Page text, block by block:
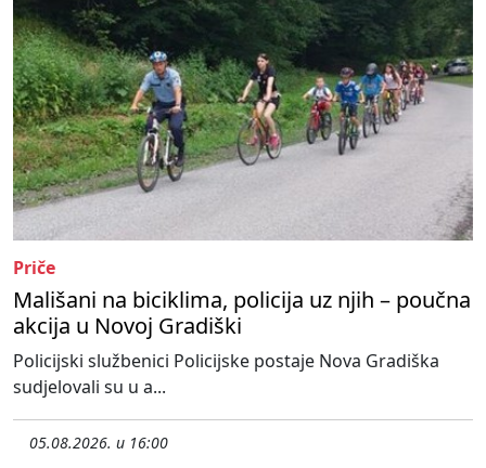
Priče
Mališani na biciklima, policija uz njih – poučna
akcija u Novoj Gradiški
Policijski službenici Policijske postaje Nova Gradiška
sudjelovali su u a...
05.08.2026. u 16:00